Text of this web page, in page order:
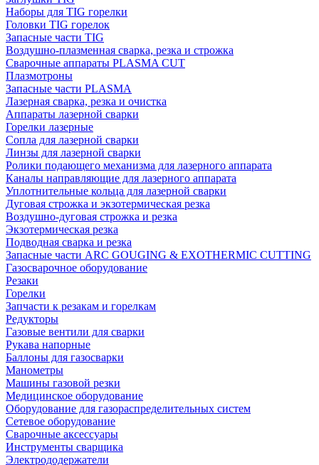
Наборы для TIG горелки
Головки TIG горелок
Запасные части TIG
Воздушно-плазменная сварка, резка и строжка
Сварочные аппараты PLASMA CUT
Плазмотроны
Запасные части PLASMA
Лазерная сварка, резка и очистка
Аппараты лазерной сварки
Горелки лазерные
Сопла для лазерной сварки
Линзы для лазерной сварки
Ролики подающего механизма для лазерного аппарата
Каналы направляющие для лазерного аппарата
Уплотнительные кольца для лазерной сварки
Дуговая строжка и экзотермическая резка
Воздушно-дуговая строжка и резка
Экзотермическая резка
Подводная сварка и резка
Запасные части ARC GOUGING & EXOTHERMIC CUTTING
Газосварочное оборудование
Резаки
Горелки
Запчасти к резакам и горелкам
Редукторы
Газовые вентили для сварки
Рукава напорные
Баллоны для газосварки
Манометры
Машины газовой резки
Медицинское оборудование
Оборудование для газораспределительных систем
Сетевое оборудование
Сварочные аксессуары
Инструменты сварщика
Электрододержатели